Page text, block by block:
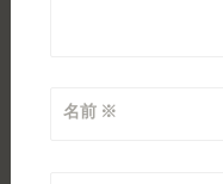
名前 ※